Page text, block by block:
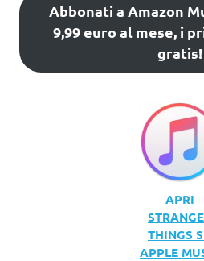
Abbonati a Amazon
9,99 euro al mese, i
gratis!
APRI
THINGS
APPLE